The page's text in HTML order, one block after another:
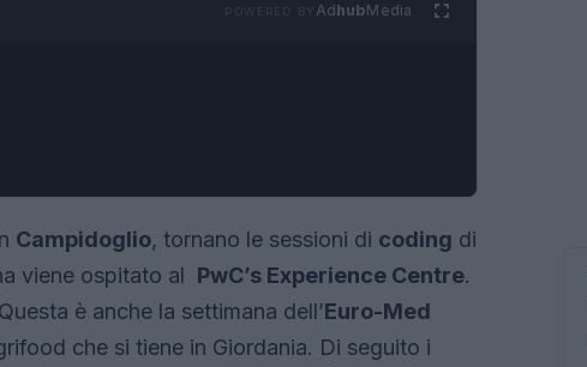
AdhubMedia
Campidoglio, tornano le sessioni di coding di
viene ospitato al PwC’s Experience Centre.
è anche la settimana dell’Euro-Med
che si tiene in Giordania. Di seguito i